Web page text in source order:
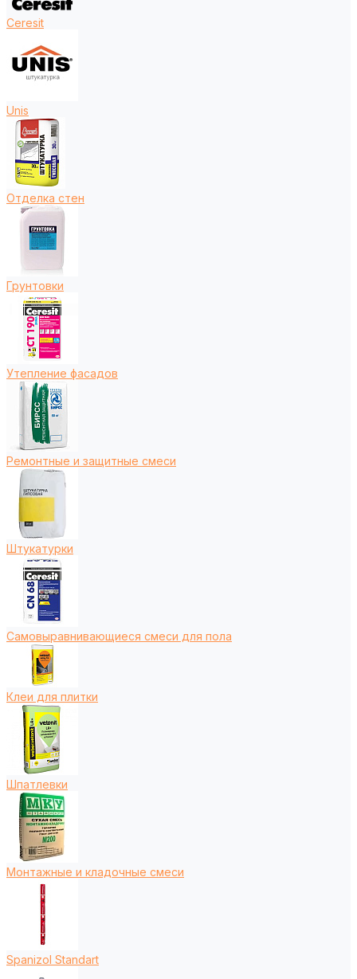
Ceresit
Unis
Отделка стен
Грунтовки
Утепление фасадов
Ремонтные и защитные смеси
Штукатурки
Самовыравнивающиеся смеси для пола
Клеи для плитки
Шпатлевки
Монтажные и кладочные смеси
Spanizol Standart